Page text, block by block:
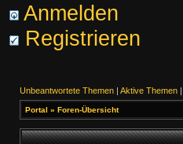
Anmelden
Registrieren
Unbeantwortete Themen | Aktive Themen |
Portal » Foren-Übersicht